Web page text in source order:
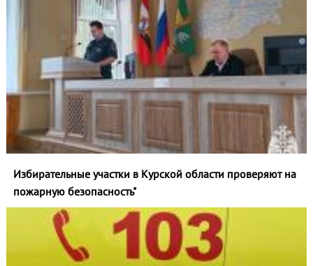
Избирательные участки в Курской области проверяют на
пожарную безопасность"